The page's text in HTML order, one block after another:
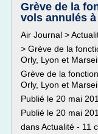
Grève de la
vols annulés à
Air Journal >
> Grève de la
Orly, Lyon et
Grève de la
Orly, Lyon et
Publié le 20 mai
Publié le 20 mai
dans Actualité - 11